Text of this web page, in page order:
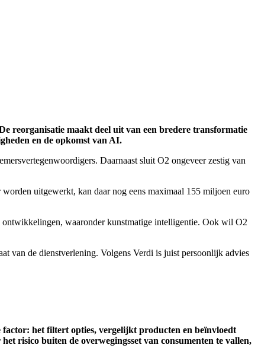
reorganisatie maakt deel uit van een bredere transformatie
en de opkomst van AI.
Daarnaast sluit O2 ongeveer zestig van
uitgewerkt, kan daar nog eens maximaal 155 miljoen euro
ontwikkelingen, waaronder kunstmatige intelligentie. Ook wil O2
van de dienstverlening. Volgens Verdi is juist persoonlijk advies
het filtert opties, vergelijkt producten en beïnvloedt
risico buiten de overwegingsset van consumenten te vallen,